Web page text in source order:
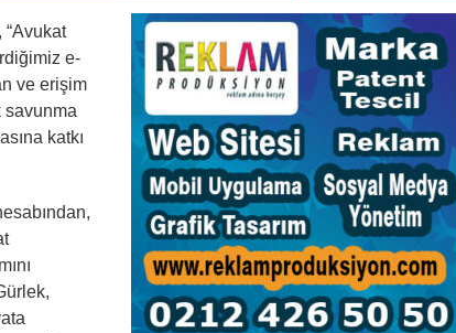
“Avukat
e-
ve erişim
savunma
katkı